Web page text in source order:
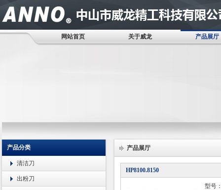
网站首页 关于威龙 产品展厅
产品分类
清洁刀
出粉刀
产品展厅
HP8100.8150
型号